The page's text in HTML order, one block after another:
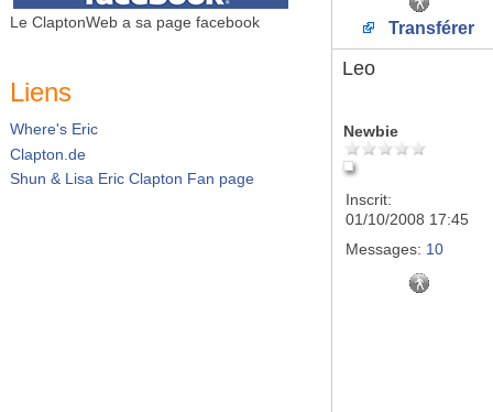
Le ClaptonWeb a sa page facebook
Liens
Where's Eric
Clapton.de
Shun & Lisa Eric Clapton Fan page
Transférer
Leo
Newbie
Inscrit:
01/10/2008 17:45
Messages: 10